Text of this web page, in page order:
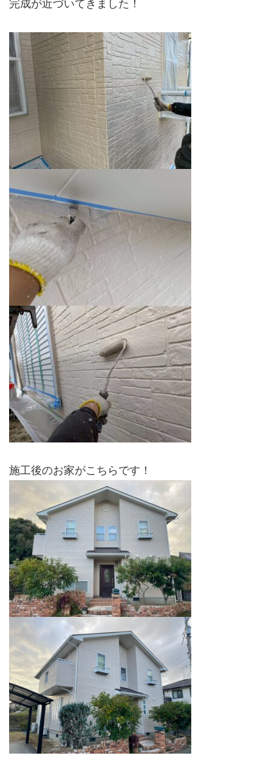
完成が近づいてきました！
施工後のお家がこちらです！